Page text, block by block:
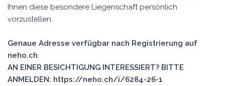
Ihnen diese besondere Liegenschaft persönlich
vorzustellen.
Genaue Adresse verfügbar nach Registrierung auf
neho.ch.
AN EINER BESICHTIGUNG INTERESSIERT? BITTE
ANMELDEN: https://neho.ch/i/6284-26-1